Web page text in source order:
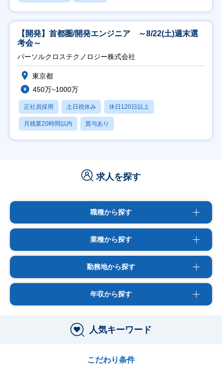
【開発】首都圏/開発エンジニア ～8/22(土)週末選
考会～
パーソルクロステクノロジー株式会社
東京都
450万~1000万
正社員採用 土日祝休み 休日120日以上
月残業20時間以内 賞与あり
求人を探す
職種から探す
業種から探す
勤務地から探す
年収から探す
人気キーワード
こだわり条件